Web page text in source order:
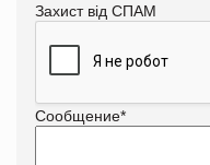
Захист від СПАМ
Сообщение*